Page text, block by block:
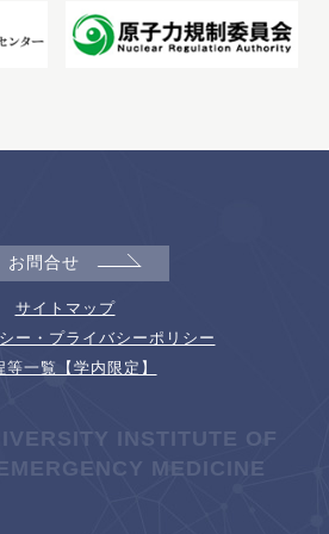
お問合せ
サイトマップ
ー・プライバシーポリシー
等一覧【学内限定】
INSTITUTE OF
MEDICINE